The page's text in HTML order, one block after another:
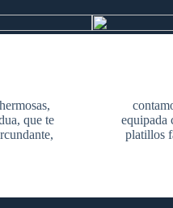
que te
equipada
platillos